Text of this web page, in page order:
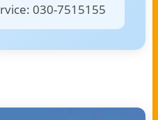
030-7515155